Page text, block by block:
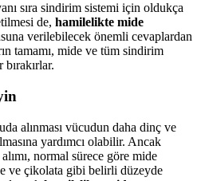
sıra sindirim sistemi için oldukça
de, hamilelikte mide
verilebilecek önemli cevaplardan
tamamı, mide ve tüm sindirim
alınması vücudun daha dinç ve
yardımcı olabilir. Ancak
normal sürece göre mide
ve çikolata gibi belirli düzeyde